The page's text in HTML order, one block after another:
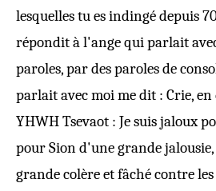
lesquelles tu es indingé depuis
répondit à l'ange qui parlait
paroles, par des paroles de
parlait avec moi me dit : Crie,
YHWH Tsevaot : Je suis jaloux
pour Sion d'une grande jalousie,
grande colère et fâché contre